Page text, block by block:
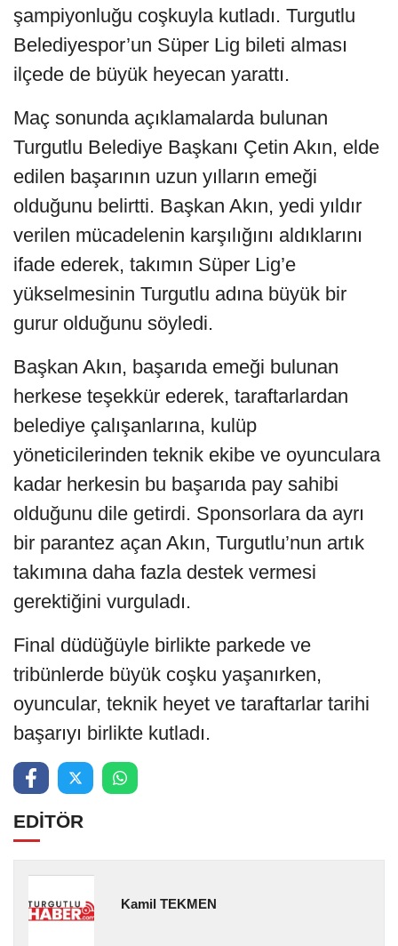
şampiyonluğu coşkuyla kutladı. Turgutlu
Belediyespor’un Süper Lig bileti alması
ilçede de büyük heyecan yarattı.
Maç sonunda açıklamalarda bulunan
Turgutlu Belediye Başkanı Çetin Akın, elde
edilen başarının uzun yılların emeği
olduğunu belirtti. Başkan Akın, yedi yıldır
verilen mücadelenin karşılığını aldıklarını
ifade ederek, takımın Süper Lig’e
yükselmesinin Turgutlu adına büyük bir
gurur olduğunu söyledi.
Başkan Akın, başarıda emeği bulunan
herkese teşekkür ederek, taraftarlardan
belediye çalışanlarına, kulüp
yöneticilerinden teknik ekibe ve oyunculara
kadar herkesin bu başarıda pay sahibi
olduğunu dile getirdi. Sponsorlara da ayrı
bir parantez açan Akın, Turgutlu’nun artık
takımına daha fazla destek vermesi
gerektiğini vurguladı.
Final düdüğüyle birlikte parkede ve
tribünlerde büyük coşku yaşanırken,
oyuncular, teknik heyet ve taraftarlar tarihi
başarıyı birlikte kutladı.
EDİTÖR
Kamil TEKMEN